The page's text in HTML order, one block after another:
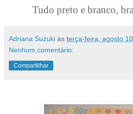
Tudo preto e branco,
Adriana Suzuki às terça-feira, agosto
Nenhum comentário:
Compartilhar